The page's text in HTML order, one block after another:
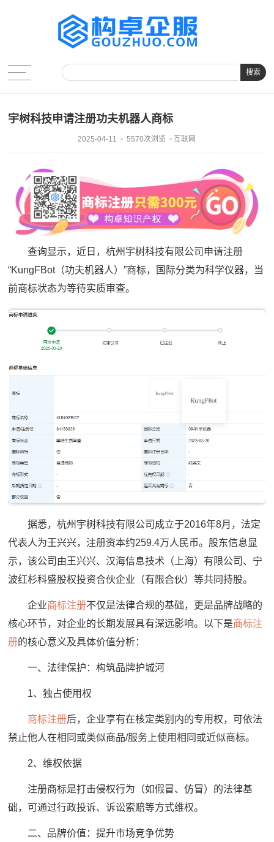
搜索
宇树科技申请注册功夫机器人商标
2025-04-11 5570次浏览 互联网
查询显示，近日，杭州宇树科技有限公司申请注册
“KungFBot（功夫机器人）”商标，国际分类为科学仪器，当
前商标状态为等待实质审查。
据悉，杭州宇树科技有限公司成立于2016年8月，法定
代表人为王兴兴，注册资本约259.4万人民币。股东信息显
示，该公司由王兴兴、汉海信息技术（上海）有限公司、宁
波红杉科盛股权投资合伙企业（有限合伙）等共同持股。
企业商标注册不仅是法律合规的基础，更是品牌战略的
核心环节，对企业的长期发展具有深远影响。以下是商标注
册的核心意义及具体价值分析：
一、法律保护：构筑品牌护城河
1、独占使用权
商标注册后，企业享有在核定类别内的专用权，可依法
禁止他人在相同或类似商品/服务上使用相同或近似商标。
2、维权依据
注册商标是打击侵权行为（如假冒、仿冒）的法律基
础，可通过行政投诉、诉讼索赔等方式维权。
二、品牌价值：提升市场竞争优势